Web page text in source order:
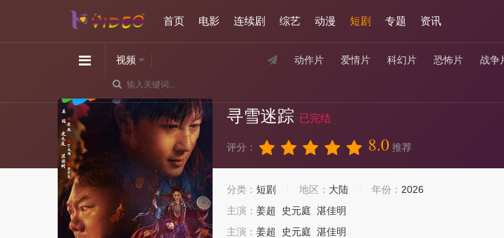
首页 电影 连续剧 综艺 动漫 短剧 专题 资讯
动作片 爱情片 科幻片 恐怖片 战争
视频
寻雪迷踪 已完结
评分： 8.0 推荐
分类： 短剧 地区： 大陆 年份： 2026
主演： 姜超 史元庭 湛佳明
主演： 姜超 史元庭 湛佳明